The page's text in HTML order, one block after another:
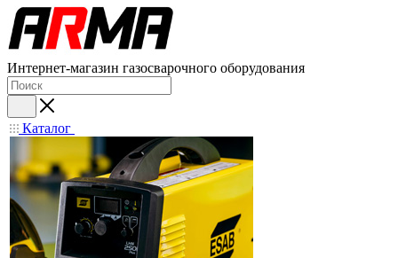
Интернет-магазин газосварочного оборудования
Каталог